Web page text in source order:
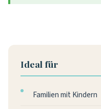
Ideal für
Familien mit Kindern